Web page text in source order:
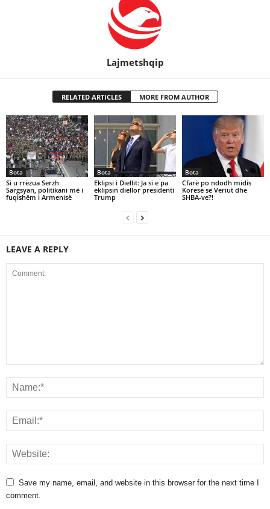
Lajmetshqip
RELATED ARTICLES MORE FROM AUTHOR
Bota
Si u rrëzua Serzh
Sargsyan, politikani më i
fuqishëm i Armenisë
Bota
Eklipsi i Diellit: Ja si e pa
eklipsin diellor presidenti
Trump
Bota
Cfarë po ndodh midis
Koresë së Veriut dhe
SHBA-ve?!
LEAVE A REPLY
Save my name, email, and website in this browser for the next time I
comment.